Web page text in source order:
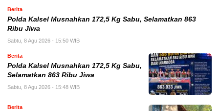
Berita
Polda Kalsel Musnahkan 172,5 Kg Sabu, Selamatkan 863
Ribu Jiwa
Sabtu, 8 Agu 2026 - 15:50 WIB
Berita
Polda Kalsel Musnahkan 172,5 Kg Sabu,
Selamatkan 863 Ribu Jiwa
Sabtu, 8 Agu 2026 - 15:48 WIB
Berita